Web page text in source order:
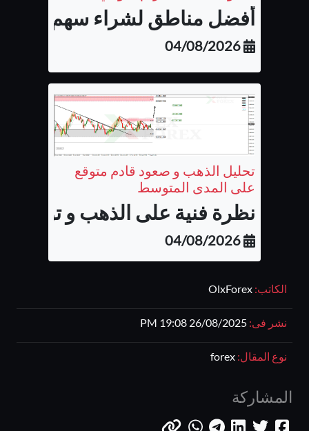
الكاتب: OlxForex
نشر فى: 26/08/2025 19:08 PM
نوع المقال: forex
المشاركة
أفضل مناطق لشراء سهم شركة
04/08/2026
تحليل الذهب و صعود قادم متوقع
على المدى المتوسط
نظرة فنية على الذهب و توقع
04/08/2026